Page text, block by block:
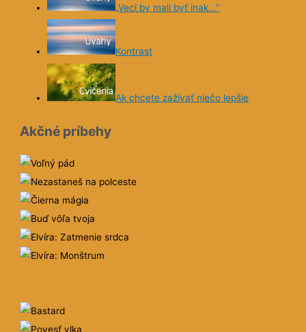
„Veci by mali byť inak…“
Kontrast
Ak chcete zažívať niečo lepšie
Akčné príbehy